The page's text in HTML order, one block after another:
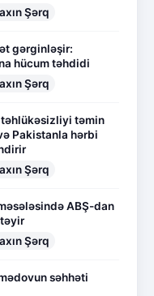
Şərq
gərginləşir:
hücum təhdidi
Şərq
təmin
Pakistanla hərbi
Şərq
ABŞ-dan
Şərq
səhhəti